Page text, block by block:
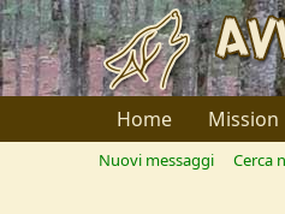
Home Mission
Nuovi messaggi Cerca